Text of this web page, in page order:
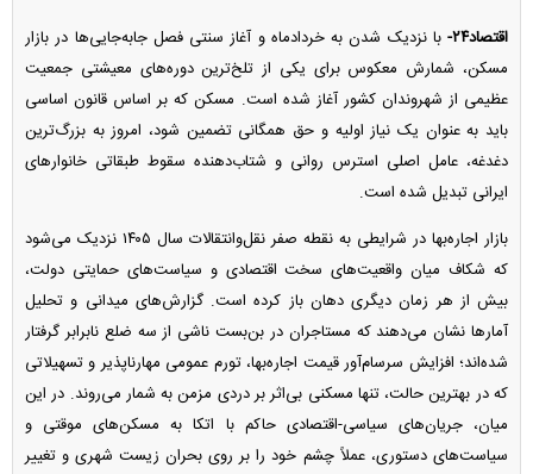
اقتصاد۲۴-
با نزدیک شدن به خردادماه و آغاز سنتی فصل جابه‌جایی‌ها در بازار
مسکن، شمارش معکوس برای یکی از تلخ‌ترین دوره‌های معیشتی جمعیت
عظیمی از شهروندان کشور آغاز شده است. مسکن که بر اساس قانون اساسی
باید به عنوان یک نیاز اولیه و حق همگانی تضمین شود، امروز به بزرگ‌ترین
دغدغه، عامل اصلی استرس روانی و شتاب‌دهنده سقوط طبقاتی خانوار‌های
ایرانی تبدیل شده است.
بازار اجاره‌بها در شرایطی به نقطه صفر نقل‌وانتقالات سال ۱۴۰۵ نزدیک می‌شود
که شکاف میان واقعیت‌های سخت اقتصادی و سیاست‌های حمایتی دولت،
بیش از هر زمان دیگری دهان باز کرده است. گزارش‌های میدانی و تحلیل
آمار‌ها نشان می‌دهند که مستاجران در بن‌بست ناشی از سه ضلع نابرابر گرفتار
شده‌اند؛ افزایش سرسام‌آور قیمت اجاره‌بها، تورم عمومی مهارناپذیر و تسهیلاتی
که در بهترین حالت، تنها مسکنی بی‌اثر بر دردی مزمن به شمار می‌روند. در این
میان، جریان‌های سیاسی-اقتصادی حاکم با اتکا به مسکن‌های موقتی و
سیاست‌های دستوری، عملاً چشم خود را بر روی بحران زیست شهری و تغییر